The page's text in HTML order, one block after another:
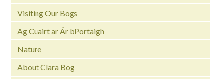
Visiting Our Bogs
Ag Cuairt ar Ár bPortaigh
Nature
About Clara Bog